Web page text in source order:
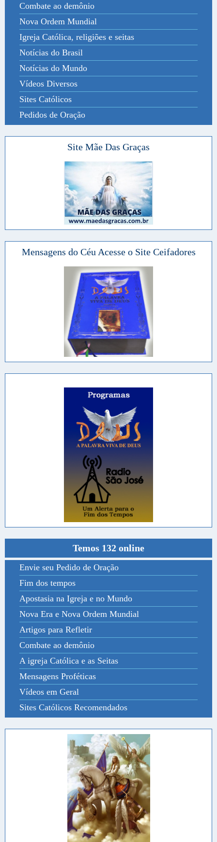
Combate ao demônio
Nova Ordem Mundial
Igreja Católica, religiões e seitas
Notícias do Brasil
Notícias do Mundo
Vídeos Diversos
Sites Católicos
Pedidos de Oração
Site Mãe Das Graças
Mensagens do Céu Acesse o Site Ceifadores
Temos 132 online
Envie seu Pedido de Oração
Fim dos tempos
Apostasia na Igreja e no Mundo
Nova Era e Nova Ordem Mundial
Artigos para Refletir
Combate ao demônio
A igreja Católica e as Seitas
Mensagens Proféticas
Vídeos em Geral
Sites Católicos Recomendados